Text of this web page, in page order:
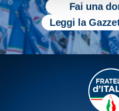
Fai una
Leggi la